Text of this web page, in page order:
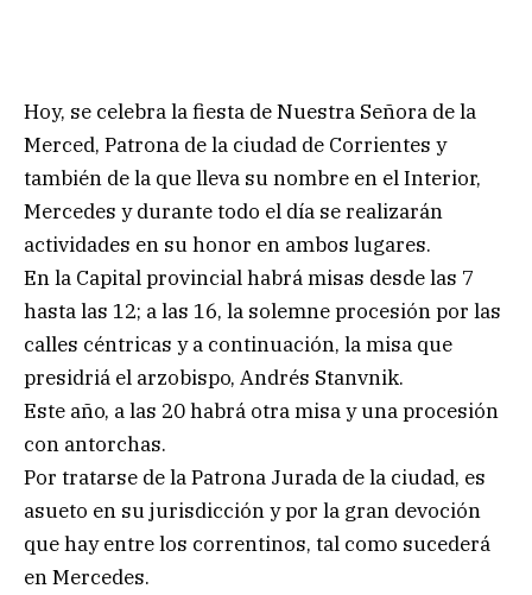
Hoy, se celebra la fiesta de Nuestra Señora de la
Merced, Patrona de la ciudad de Corrientes y
también de la que lleva su nombre en el Interior,
Mercedes y durante todo el día se realizarán
actividades en su honor en ambos lugares.
En la Capital provincial habrá misas desde las 7
hasta las 12; a las 16, la solemne procesión por las
calles céntricas y a continuación, la misa que
presidriá el arzobispo, Andrés Stanvnik.
Este año, a las 20 habrá otra misa y una procesión
con antorchas.
Por tratarse de la Patrona Jurada de la ciudad, es
asueto en su jurisdicción y por la gran devoción
que hay entre los correntinos, tal como sucederá
en Mercedes.